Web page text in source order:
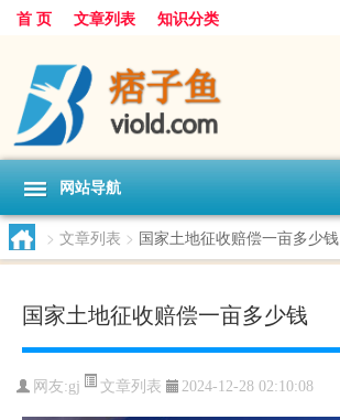
首 页 文章列表 知识分类
网站导航
> 文章列表 > 国家土地征收赔偿一亩多少钱
国家土地征收赔偿一亩多少钱
网友:gj 文章列表 2024-12-28 02:10:08